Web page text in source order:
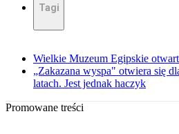
Tagi
Wielkie Muzeum Egipskie
„Zakazana wyspa" otwiera się
latach. Jest jednak haczyk
Promowane treści